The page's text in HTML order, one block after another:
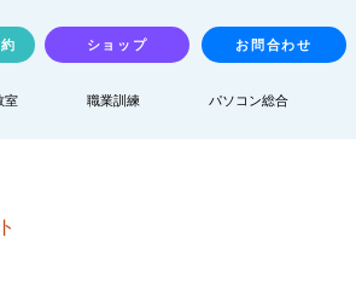
ショップ お問合わせ
室 職業訓練 パソコン総合